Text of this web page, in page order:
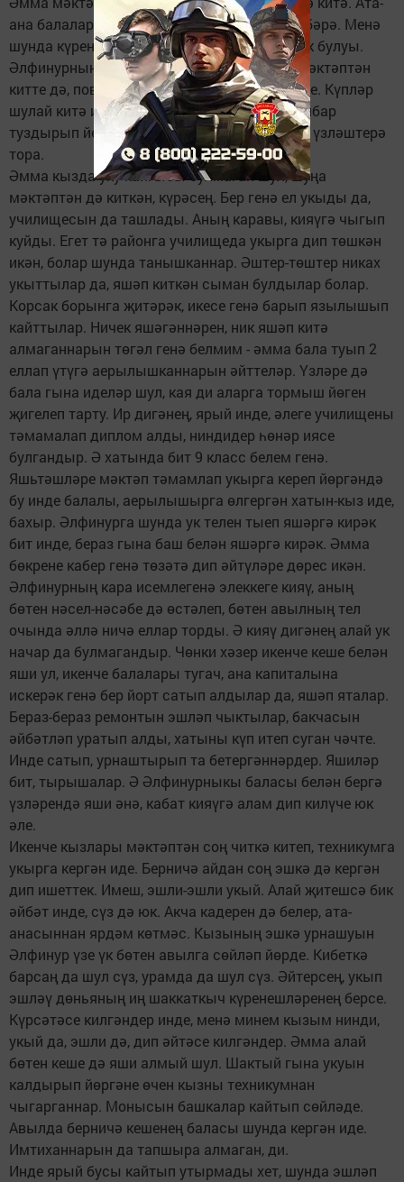
ана балаларны зур тормышка чыгарып җибәрә. Менә
шунда күренә дә инде өйдә тәрбиянең ничек булуы.
Әлфинурның зур кызлары 9ны тәмамлап мәктәптән
китте дә, повар-кондитерлыкка укырга керде. Күпләр
шулай китә инде ул, башкалар мәктәптә чалбар
туздырып йөргәндә, болар, ичмасам, һөнәр үзләштерә
тора.
Әмма кызда уку кайгысы булмаган шул, шуңа
мәктәптән дә киткән, күрәсең. Бер генә ел укыды да,
училищесын да ташлады. Аның каравы, кияүгә чыгып
куйды. Егет тә районга училищеда укырга дип төшкән
икән, болар шунда танышканнар. Әштер-төштер никах
укыттылар да, яшәп киткән сыман булдылар болар.
Корсак борынга җитәрәк, икесе генә барып язылышып
кайттылар. Ничек яшәгәннәрен, ник яшәп китә
алмаганнарын төгәл генә белмим - әмма бала туып 2
еллап үтүгә аерылышканнарын әйттеләр. Үзләре дә
бала гына иделәр шул, кая ди аларга тормыш йөген
җигелеп тарту. Ир дигәнең, ярый инде, әлеге училищены
тәмамалап диплом алды, ниндидер һөнәр иясе
булгандыр. Ә хатында бит 9 класс белем генә.
Яшьтәшләре мәктәп тәмамлап укырга кереп йөргәндә
бу инде балалы, аерылышырга өлгергән хатын-кыз иде,
бахыр. Әлфинурга шунда ук телен тыеп яшәргә кирәк
бит инде, бераз гына баш белән яшәргә кирәк. Әмма
бөкрене кабер генә төзәтә дип әйтүләре дөрес икән.
Әлфинурның кара исемлегенә элеккеге кияү, аның
бөтен нәсел-нәсәбе дә өстәлеп, бөтен авылның тел
очында әллә ничә еллар торды. Ә кияү дигәнең алай ук
начар да булмагандыр. Чөнки хәзер икенче кеше белән
яши ул, икенче балалары тугач, ана капиталына
искерәк генә бер йорт сатып алдылар да, яшәп яталар.
Бераз-бераз ремонтын эшләп чыктылар, бакчасын
әйбәтләп уратып алды, хатыны күп итеп суган чәчте.
Инде сатып, урнаштырып та бетергәннәрдер. Яшиләр
бит, тырышалар. Ә Әлфинурныкы баласы белән бергә
үзләрендә яши әнә, кабат кияүгә алам дип килүче юк
әле.
Икенче кызлары мәктәптән соң читкә китеп, техникумга
укырга кергән иде. Берничә айдан соң эшкә дә кергән
дип ишеттек. Имеш, эшли-эшли укый. Алай җитешсә бик
әйбәт инде, сүз дә юк. Акча кадерен дә белер, ата-
анасыннан ярдәм көтмәс. Кызының эшкә урнашуын
Әлфинур үзе үк бөтен авылга сөйләп йөрде. Кибеткә
барсаң да шул сүз, урамда да шул сүз. Әйтерсең, укып
эшләү дөньяның иң шаккаткыч күренешләренең берсе.
Күрсәтәсе килгәндер инде, менә минем кызым нинди,
укый да, эшли дә, дип әйтәсе килгәндер. Әмма алай
бөтен кеше дә яши алмый шул. Шактый гына укуын
калдырып йөргәне өчен кызны техникумнан
чыгарганнар. Монысын башкалар кайтып сөйләде.
Авылда берничә кешенең баласы шунда кергән иде.
Имтиханнарын да тапшыра алмаган, ди.
Инде ярый бусы кайтып утырмады хет, шунда эшләп